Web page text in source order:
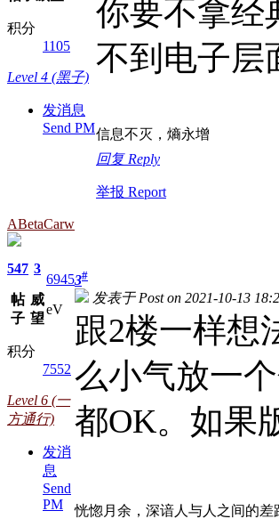
积分
1105
Level 4 (黑子)
发消息
Send PM
你要不拿经
不到电子层
信息不灭，熵永增
回复 Reply
举报 Report
ABetaCarw
547
帖
子
3
威
望
6945
eV
积分
7552
Level 6 (一
方通行)
发消
息
Send
PM
3#
发表于 Post on 2021-10-13
跟2楼一样想
么小气放一
都OK。如果
恍惚月余，深谙人与人之间的